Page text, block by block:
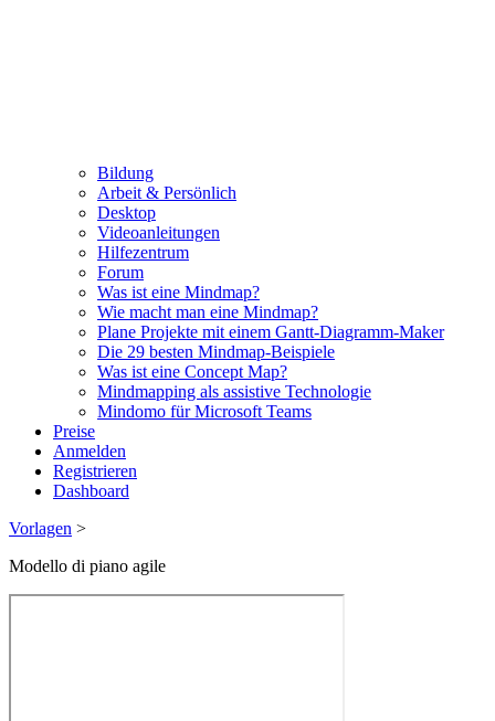
Bildung
Arbeit & Persönlich
Desktop
Videoanleitungen
Hilfezentrum
Forum
Was ist eine Mindmap?
Wie macht man eine Mindmap?
Plane Projekte mit einem Gantt-Diagramm-Maker
Die 29 besten Mindmap-Beispiele
Was ist eine Concept Map?
Mindmapping als assistive Technologie
Mindomo für Microsoft Teams
Preise
Anmelden
Registrieren
Dashboard
Vorlagen >
Modello di piano agile